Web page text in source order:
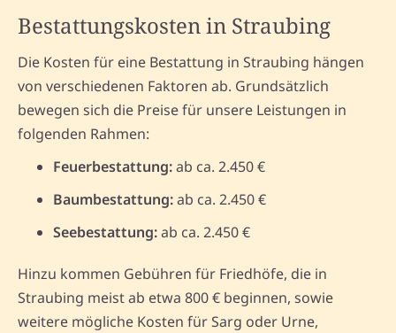
Bestattungskosten in Straubing
Die Kosten für eine Bestattung in Straubing hängen
von verschiedenen Faktoren ab. Grundsätzlich
bewegen sich die Preise für unsere Leistungen in
folgenden Rahmen:
Feuerbestattung:ab ca. 2.450 €
Baumbestattung:ab ca. 2.450 €
Seebestattung:ab ca. 2.450 €
Hinzu kommen Gebühren für Friedhöfe, die in
Straubing meist ab etwa 800 € beginnen, sowie
weitere mögliche Kosten für Sarg oder Urne,